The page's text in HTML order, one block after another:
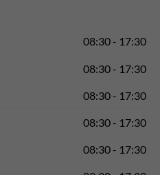
08:30 - 17:30
08:30 - 17:30
08:30 - 17:30
08:30 - 17:30
08:30 - 17:30